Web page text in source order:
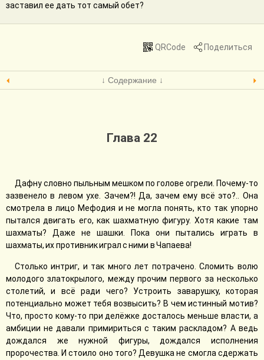
заставил ее дать тот самый обет?
QRCode Поделиться
↓ Содержание ↓
Глава 22
Дафну словно пыльным мешком по голове огрели. Почему-то
зазвенело в левом ухе. Зачем?! Да, зачем ему всё это?.. Она
смотрела в лицо Мефодия и не могла понять, кто так упорно
пытался двигать его, как шахматную фигуру. Хотя какие там
шахматы? Даже не шашки. Пока они пытались играть в
шахматы, их противник играл с ними в Чапаева!
Столько интриг, и так много лет потрачено. Сломить волю
молодого златокрылого, между прочим первого за несколько
столетий, и всё ради чего? Устроить заварушку, которая
потенциально может тебя возвысить? В чем истинный мотив?
Что, просто кому-то при делëжке досталось меньше власти, а
амбиции не давали примириться с таким раскладом? А ведь
дождался же нужной фигуры, дождался исполнения
пророчества. И стоило оно того? Девушка не смогла сдержать